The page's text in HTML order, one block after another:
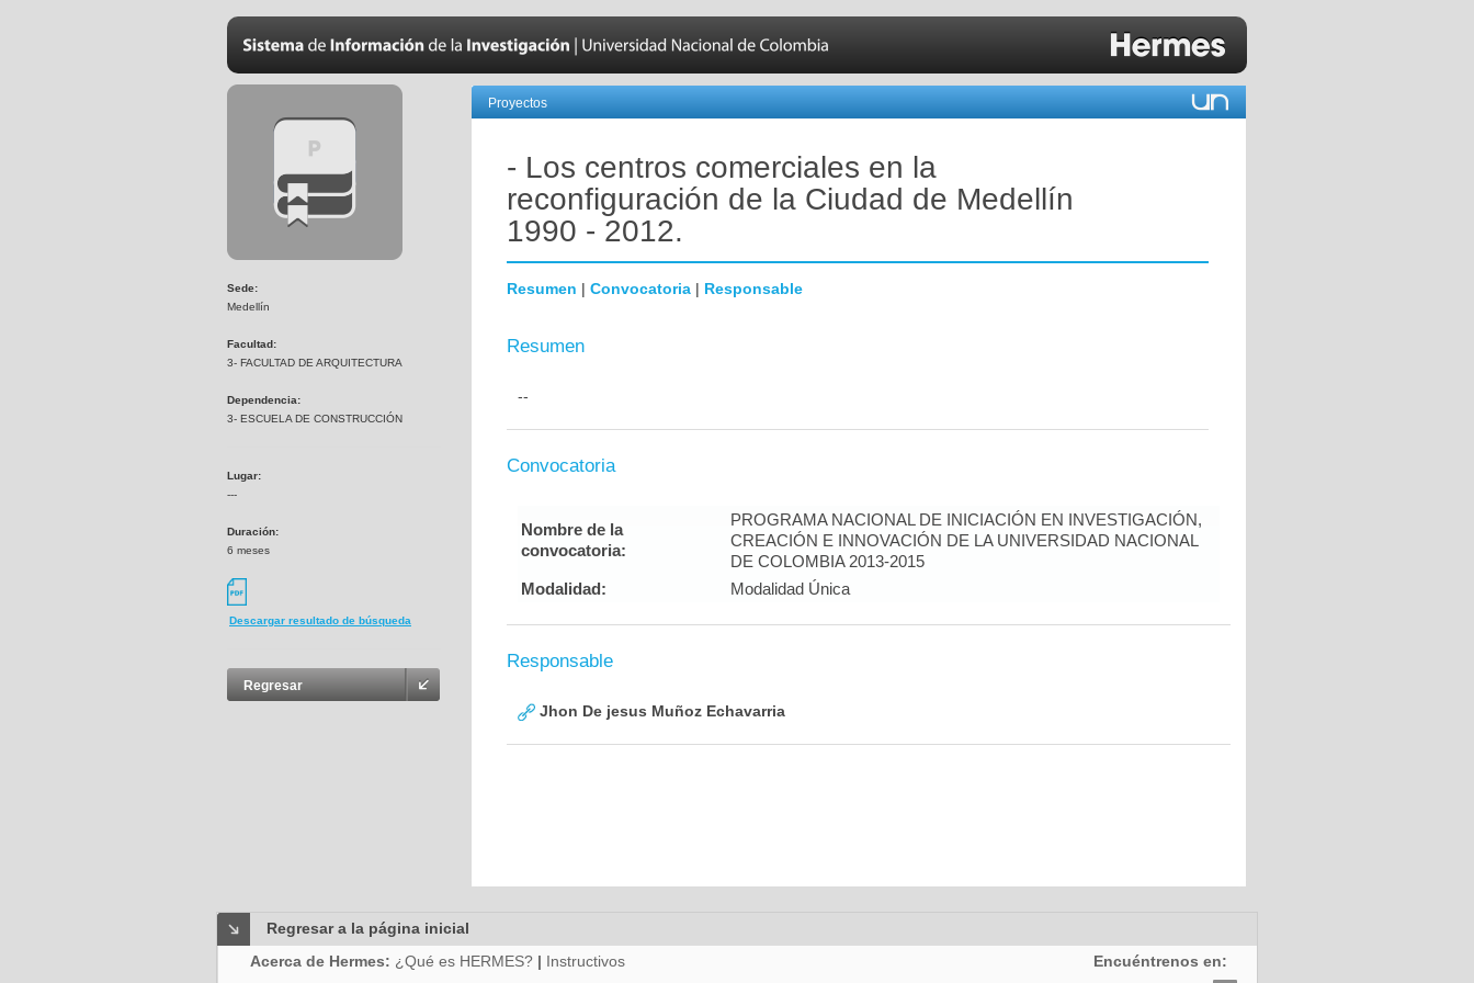
Sede:
Medellín
Facultad:
3- FACULTAD DE ARQUITECTURA
Dependencia:
3- ESCUELA DE CONSTRUCCIÓN
Lugar:
---
Duración:
6 meses
Descargar resultado de búsqueda
Regresar
Proyectos
- Los centros comerciales en la
reconfiguración de la Ciudad de Medellín
1990 - 2012.
Resumen | Convocatoria | Responsable
Resumen
--
Convocatoria
Nombre de la
convocatoria:
PROGRAMA NACIONAL DE INICIACIÓN EN INVESTIGACIÓN,
CREACIÓN E INNOVACIÓN DE LA UNIVERSIDAD NACIONAL
DE COLOMBIA 2013-2015
Modalidad:
Modalidad Única
Responsable
Jhon De jesus Muñoz Echavarria
Regresar a la página inicial
Acerca de Hermes: ¿Qué es HERMES? | Instructivos Encuéntrenos en: